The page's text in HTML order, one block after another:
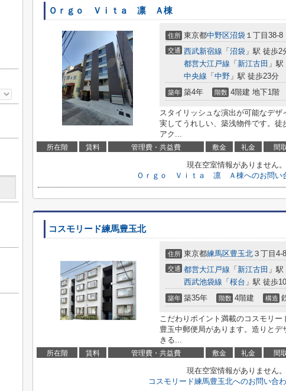
Ｏｒｇｏ Ｖｉｔａ 凛 Ａ棟
住所 東京都中野区沼袋 １丁目38-8
交通 西武新宿線 「 沼袋 」駅 徒歩2
都営大江戸線 「 新江古田 」
中央線 「 中野 」駅 徒歩23分
築年 築4年 階数 4階建 地下1階
スタイリッシュな演出が可能なデ
実してうれしい、築浅物件です。
アク...
所在階 賃料 管理費・共益費 敷金 礼金 間
現在空室情報がありません。
Ｏｒｇｏ Ｖｉｔａ 凛 Ａ棟へのお問い
コスモリード練馬豊玉北
住所 東京都練馬区豊玉北 ３丁目4-8
交通 都営大江戸線 「 新江古田 」
西武池袋線 「 桜台 」駅 徒歩
築年 築35年 階数 4階建 構造
こだわりポイント満載のコスモリ
豊玉中郵便局があります。造りと
きる...
所在階 賃料 管理費・共益費 敷金 礼金 間
現在空室情報がありません。
コスモリード練馬豊玉北へのお問い合